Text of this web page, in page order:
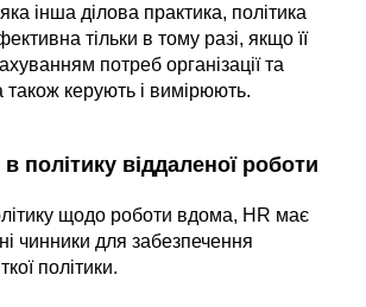
інша ділова практика, політика
тільки в тому разі, якщо її
потреб організації та
також керують і вимірюють.
політику віддаленої роботи
щодо роботи вдома, HR має
чинники для забезпечення
політики.